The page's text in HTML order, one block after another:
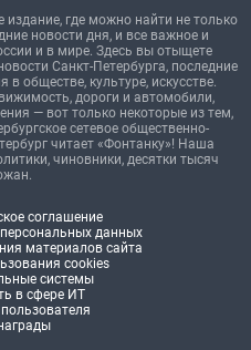
издание, где можно найти не только
новости дня, и все важное и
и в мире. Здесь вы отыщете
Санкт-Петербурга, последние
в обществе, культуре, искусстве.
дороги и автомобили,
— вот только некоторые из тем,
сетевое общественно-
читает «Фонтанку»! Наша
чиновники, десятки тысяч
соглашение
данных
материалов сайта
cookies
системы
в сфере ИТ